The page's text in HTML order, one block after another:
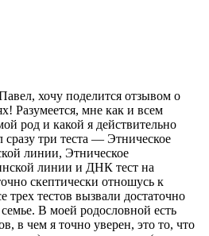
хочу поделится отзывом о
Разумеется, мне как и всем
род и какой я действительно
сразу три теста — Этническое
линии, Этническое
линии и ДНК тест на
скептически отношусь к
трех тестов вызвали достаточно
В моей родословной есть
в чем я точно уверен, это то, что